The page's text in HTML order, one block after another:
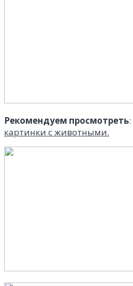
Рекомендуем просмотреть:
картинки с животными.